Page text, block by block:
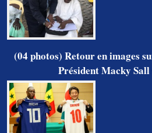
(04 photos) Retour en images
Président Macky Sall